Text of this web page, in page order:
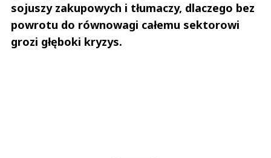
sojuszy zakupowych i tłumaczy, dlaczego bez
powrotu do równowagi całemu sektorowi
grozi głęboki kryzys.